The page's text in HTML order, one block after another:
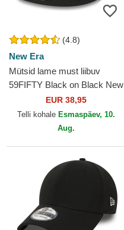
(4.8)
New Era
Mütsid lame must liibuv
59FIFTY Black on Black New
York Yankees MLB New Era
EUR 38,95
Telli kohale Esmaspäev, 10.
Aug.